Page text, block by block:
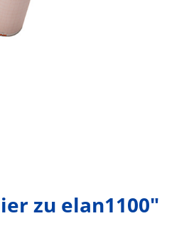
zu elan1100"